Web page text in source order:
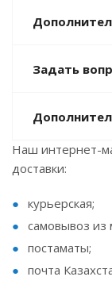
Задать
Наш интернет-
доставки:
курьерская;
самовывоз из
постаматы;
почта